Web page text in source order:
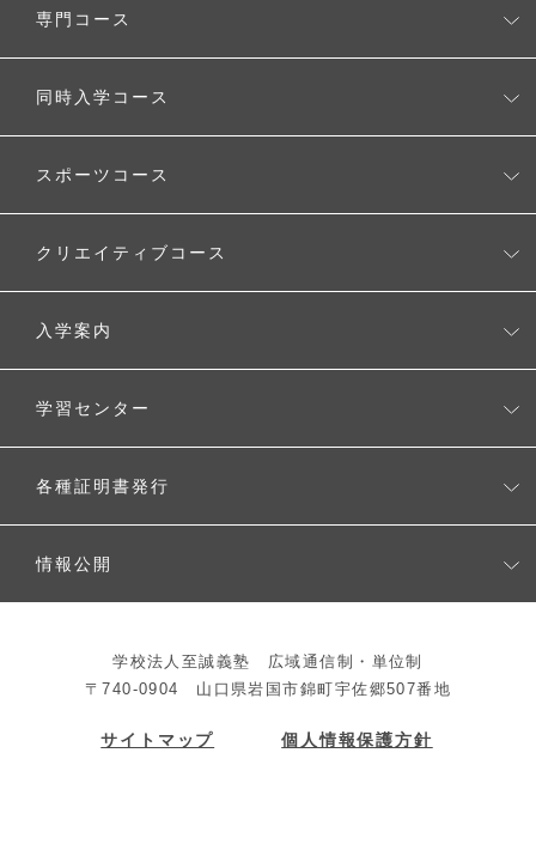
自由に選べるスタディプラン
時間割例
専門コース
Voice Study コース
同時入学コース
スポーツコース
クリエイティブコース
入学案内
よくある質問
学習センター
各種証明書発行
情報公開
法人情報公開
学校法人至誠義塾 広域通信制・単位制
〒740-0904 山口県岩国市錦町宇佐郷507番地
サイトマップ 個人情報保護方針